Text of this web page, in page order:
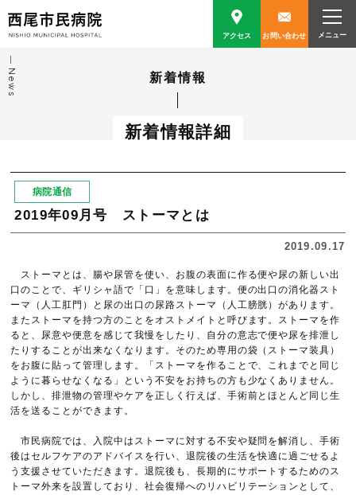
アクセス お問い合わせ
News 新着情報
新着情報詳細
病院通信
2019年09月号 ストーマとは
2019.09.17
ストーマとは、腸や尿管を使い、お腹の表面に作る便や尿の新しい出
口のことで、ギリシャ語で「口」を意味します。便の出口の消化器スト
ーマ（人工肛門）と尿の出口の尿路ストーマ（人工膀胱）があります。
またストーマを持つ方のことをオストメイトと呼びます。ストーマを作
ると、尿意や便意を感じて我慢をしたり、自分の意志で便や尿を排泄し
たりすることが出来なくなります。そのため専用の袋（ストーマ装具）
をお腹に貼って管理します。「ストーマを作ることで、これまでと同じ
ように暮らせなくなる」という不安をお持ちの方も少なくありません。
しかし、排泄物の管理やケアを正しく行えば、手術前とほとんど同じ生
活を送ることができます。
市民病院では、入院中はストーマに対する不安や疑問を解消し、手術
後はセルフケアのアドバイスを行い、退院後の生活を快適に過ごせるよ
う支援させていただきます。退院後も、長期的にサポートするためのス
トーマ外来を設置しており、社会復帰へのリハビリテーションとして、